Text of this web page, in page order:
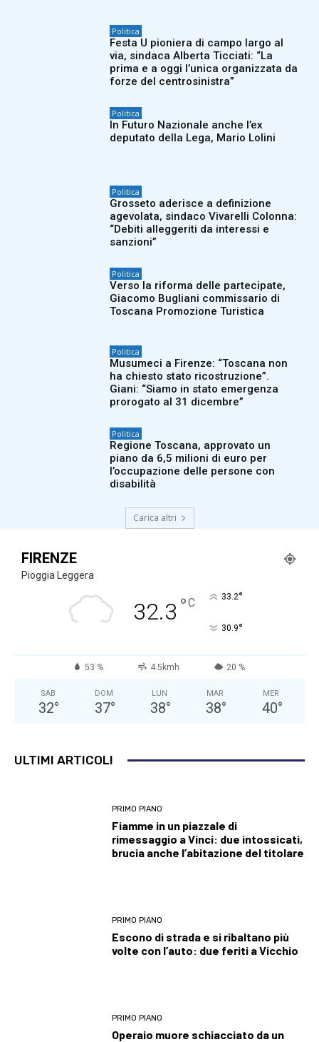
Politica
Festa U pioniera di campo largo al
via, sindaca Alberta Ticciati: “La
prima e a oggi l’unica organizzata da
forze del centrosinistra”
Politica
In Futuro Nazionale anche l’ex
deputato della Lega, Mario Lolini
Politica
Grosseto aderisce a definizione
agevolata, sindaco Vivarelli Colonna:
“Debiti alleggeriti da interessi e
sanzioni”
Politica
Verso la riforma delle partecipate,
Giacomo Bugliani commissario di
Toscana Promozione Turistica
Politica
Musumeci a Firenze: “Toscana non
ha chiesto stato ricostruzione”.
Giani: “Siamo in stato emergenza
prorogato al 31 dicembre”
Politica
Regione Toscana, approvato un
piano da 6,5 milioni di euro per
l’occupazione delle persone con
disabilità
Carica altri
FIRENZE
Pioggia Leggera
32.3 °C 33.2°
30.9°
53 % 4.5kmh 20 %
SAB
32°
DOM
37°
LUN
38°
MAR
38°
MER
40°
ULTIMI ARTICOLI
PRIMO PIANO
Fiamme in un piazzale di
rimessaggio a Vinci: due intossicati,
brucia anche l’abitazione del titolare
PRIMO PIANO
Escono di strada e si ribaltano più
volte con l’auto: due feriti a Vicchio
PRIMO PIANO
Operaio muore schiacciato da un